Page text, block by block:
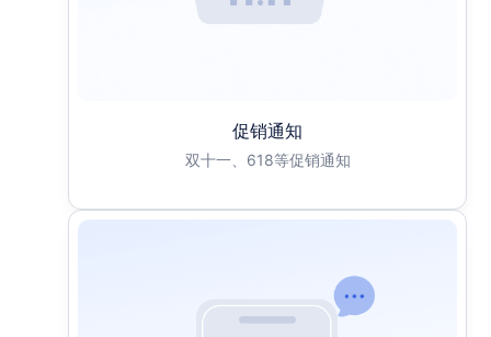
促销通知
双十一、618等促销通知